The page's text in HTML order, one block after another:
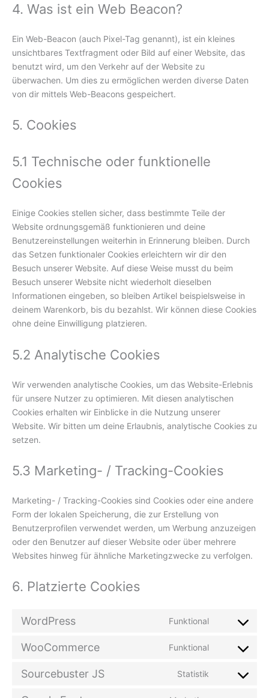
4. Was ist ein Web Beacon?
Ein Web-Beacon (auch Pixel-Tag genannt), ist ein kleines
unsichtbares Textfragment oder Bild auf einer Website, das
benutzt wird, um den Verkehr auf der Website zu
überwachen. Um dies zu ermöglichen werden diverse Daten
von dir mittels Web-Beacons gespeichert.
5. Cookies
5.1 Technische oder funktionelle
Cookies
Einige Cookies stellen sicher, dass bestimmte Teile der
Website ordnungsgemäß funktionieren und deine
Benutzereinstellungen weiterhin in Erinnerung bleiben. Durch
das Setzen funktionaler Cookies erleichtern wir dir den
Besuch unserer Website. Auf diese Weise musst du beim
Besuch unserer Website nicht wiederholt dieselben
Informationen eingeben, so bleiben Artikel beispielsweise in
deinem Warenkorb, bis du bezahlst. Wir können diese Cookies
ohne deine Einwilligung platzieren.
5.2 Analytische Cookies
Wir verwenden analytische Cookies, um das Website-Erlebnis
für unsere Nutzer zu optimieren. Mit diesen analytischen
Cookies erhalten wir Einblicke in die Nutzung unserer
Website. Wir bitten um deine Erlaubnis, analytische Cookies zu
setzen.
5.3 Marketing- / Tracking-Cookies
Marketing- / Tracking-Cookies sind Cookies oder eine andere
Form der lokalen Speicherung, die zur Erstellung von
Benutzerprofilen verwendet werden, um Werbung anzuzeigen
oder den Benutzer auf dieser Website oder über mehrere
Websites hinweg für ähnliche Marketingzwecke zu verfolgen.
6. Platzierte Cookies
WordPress Funktional
Consent
service
WooCommerce Funktional
Consent
service
Sourcebuster JS Statistik
Consent